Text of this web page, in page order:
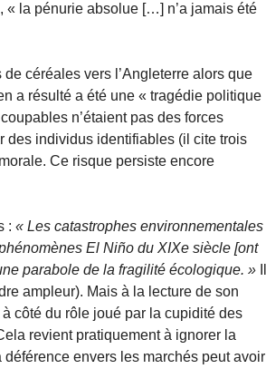
« la pénurie absolue […] n’a jamais été
céréales vers l’Angleterre alors que
a résulté a été une « tragédie politique
n’étaient pas des forces
des individus identifiables (il cite trois
Ce risque persiste encore
: « Les catastrophes environnementales
El Niño du XIXe siècle [ont
parabole de la fragilité écologique. »
ampleur). Mais à la lecture de son
côté du rôle joué par la cupidité des
revient pratiquement à ignorer la
envers les marchés peut avoir